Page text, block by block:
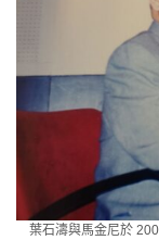
葉石濤與馬金尼於